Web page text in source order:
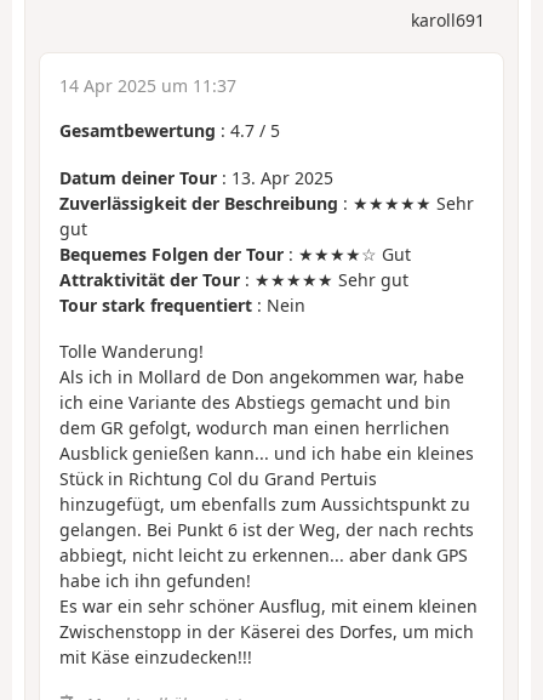
karoll691
14 Apr 2025 um 11:37
Gesamtbewertung : 4.7 / 5
Datum deiner Tour : 13. Apr 2025
Zuverlässigkeit der Beschreibung : ★★★★★ Sehr
gut
Bequemes Folgen der Tour : ★★★★☆ Gut
Attraktivität der Tour : ★★★★★ Sehr gut
Tour stark frequentiert : Nein
Tolle Wanderung!
Als ich in Mollard de Don angekommen war, habe
ich eine Variante des Abstiegs gemacht und bin
dem GR gefolgt, wodurch man einen herrlichen
Ausblick genießen kann... und ich habe ein kleines
Stück in Richtung Col du Grand Pertuis
hinzugefügt, um ebenfalls zum Aussichtspunkt zu
gelangen. Bei Punkt 6 ist der Weg, der nach rechts
abbiegt, nicht leicht zu erkennen... aber dank GPS
habe ich ihn gefunden!
Es war ein sehr schöner Ausflug, mit einem kleinen
Zwischenstopp in der Käserei des Dorfes, um mich
mit Käse einzudecken!!!